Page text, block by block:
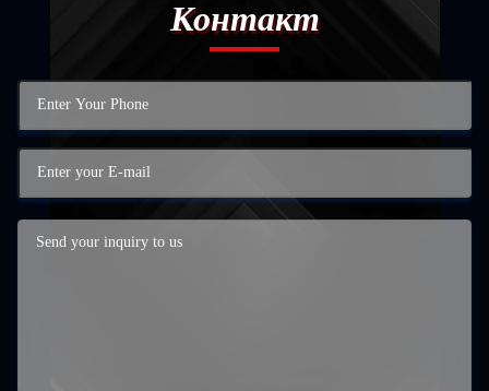
Контакт